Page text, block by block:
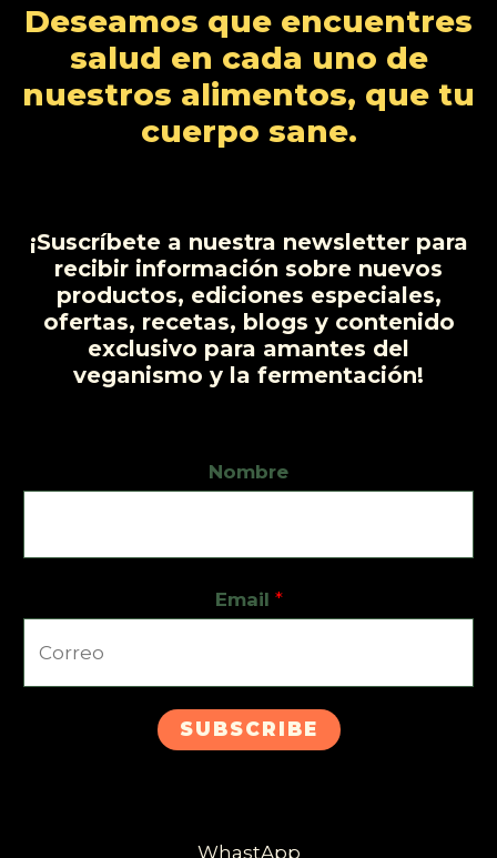
Deseamos que encuentres
salud en cada uno de
nuestros alimentos, que tu
cuerpo sane.
¡Suscríbete a nuestra newsletter para
recibir información sobre nuevos
productos, ediciones especiales,
ofertas, recetas, blogs y contenido
exclusivo para amantes del
veganismo y la fermentación!
Nombre
Email *
SUBSCRIBE
WhastApp